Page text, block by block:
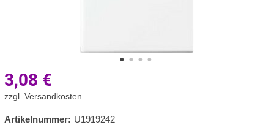
3,08 €
zzgl. Versandkosten
Artikelnummer: U1919242